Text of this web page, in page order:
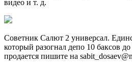
видео и т. д.
Советник Салют 2 универсал.
который разогнал депо 10 баксов
продается пишите на